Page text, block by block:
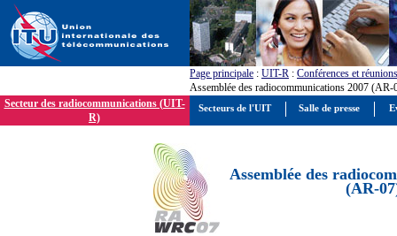
Page principale : UIT-R : Conférences et réunions
Assemblée des radiocommunications 2007 (AR-
Secteur des radiocommunications (UIT-
R)
Assemblée des
(AR-
Secteurs de l'UIT Salle de presse